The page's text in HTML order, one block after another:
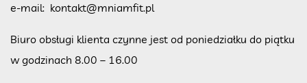
e-mail: kontakt@mniamfit.pl
Biuro obsługi klienta czynne jest od poniedziałku do piątku
w godzinach 8.00 – 16.00